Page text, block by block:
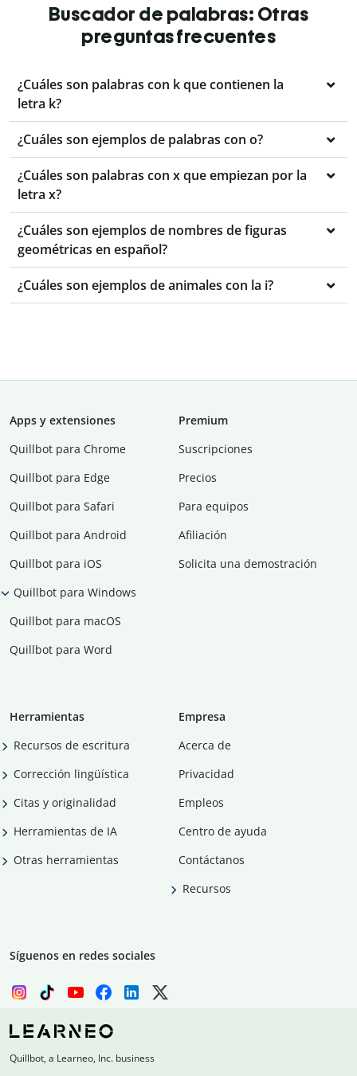
Buscador de palabras: Otras
preguntas frecuentes
¿Cuáles son palabras con k que contienen la
letra k?
¿Cuáles son ejemplos de palabras con o?
¿Cuáles son palabras con x que empiezan por la
letra x?
¿Cuáles son ejemplos de nombres de figuras
geométricas en español?
¿Cuáles son ejemplos de animales con la i?
Apps y extensiones
Quillbot para Chrome
Quillbot para Edge
Quillbot para Safari
Quillbot para Android
Quillbot para iOS
Quillbot para Windows
Quillbot para macOS
Quillbot para Word
Premium
Suscripciones
Precios
Para equipos
Afiliación
Solicita una demostración
Herramientas
Recursos de escritura
Corrección lingüística
Citas y originalidad
Herramientas de IA
Otras herramientas
Empresa
Acerca de
Privacidad
Empleos
Centro de ayuda
Contáctanos
Recursos
Síguenos en redes sociales
Quillbot, a Learneo, Inc. business